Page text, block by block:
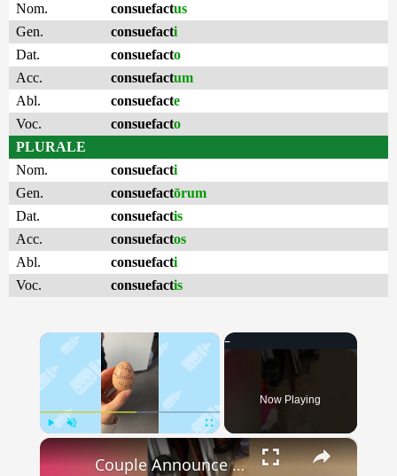
Nom.
consuefactus
Gen.
consuefacti
Dat.
consuefacto
Acc.
consuefactum
Abl.
consuefacte
Voc.
consuefacto
PLURALE
Nom.
consuefacti
Gen.
consuefactōrum
Dat.
consuefactis
Acc.
consuefactos
Abl.
consuefacti
Voc.
consuefactis
×
Fullscreen
Now Playing
×
Couple Announce Pregnancy On Chicken Egg To Surprise Mom | Happily TV